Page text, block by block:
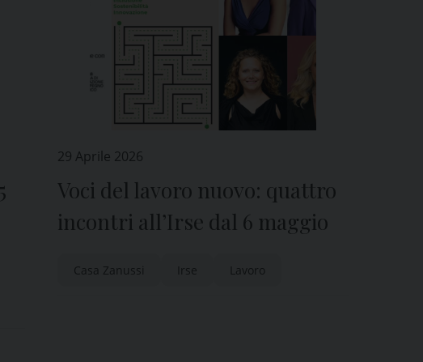
29 Aprile 2026
Voci del lavoro nuovo: quattro
incontri all’Irse dal 6 maggio
Casa Zanussi Irse Lavoro